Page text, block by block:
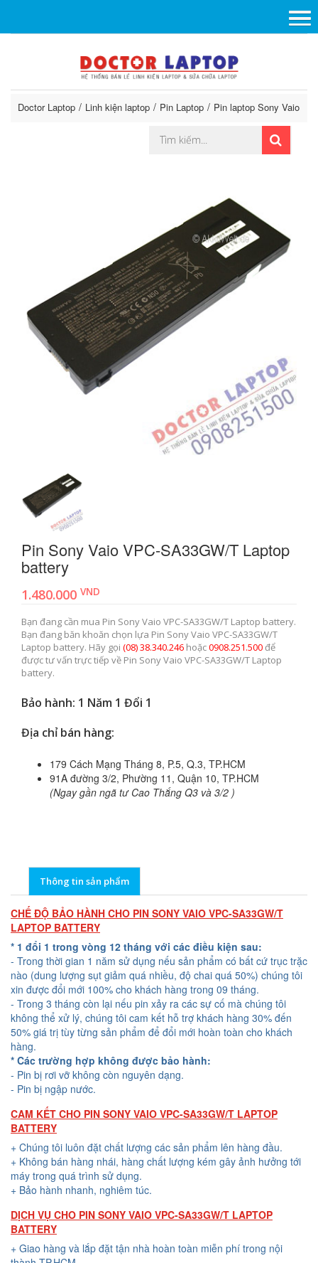
Doctor Laptop Linh kiện laptop Pin Laptop Pin laptop Sony Vaio
Pin Sony Vaio VPC-SA33GW/T Laptop
battery
1.480.000 VND
Bạn đang cần mua Pin Sony Vaio VPC-SA33GW/T Laptop battery.
Bạn đang băn khoăn chọn lựa Pin Sony Vaio VPC-SA33GW/T
Laptop battery. Hãy gọi (08) 38.340.246 hoặc0908.251.500để
được tư vấn trực tiếp về Pin Sony Vaio VPC-SA33GW/T Laptop
battery.
Bảo hành: 1 Năm 1 Đổi 1
Địa chỉ bán hàng:
179 Cách Mạng Tháng 8, P.5, Q.3, TP.HCM
91A đường 3/2, Phường 11, Quận 10, TP.HCM
(Ngay gần ngã tư Cao Thắng Q3 và 3/2 )
Thông tin sản phẩm
CHẾ ĐỘ BẢO HÀNH CHO PIN SONY VAIO VPC-SA33GW/T
LAPTOP BATTERY
* 1 đổi 1 trong vòng 12 tháng với các điều kiện sau:
- Trong thời gian 1 năm sử dụng nếu sản phẩm có bất cứ trục trặc
nào (dung lượng sụt giảm quá nhiều, độ chai quá 50%) chúng tôi
xin được đổi mới 100% cho khách hàng trong 09 tháng.
- Trong 3 tháng còn lại nếu pin xảy ra các sự cố mà chúng tôi
không thể xử lý, chúng tôi cam kết hỗ trợ khách hàng 30% đến
50% giá trị tùy từng sản phẩm để đổi mới hoàn toàn cho khách
hàng.
* Các trường hợp không được bảo hành:
- Pin bị rơi vỡ không còn nguyên dạng.
- Pin bị ngập nước.
CAM KẾT CHO PIN SONY VAIO VPC-SA33GW/T LAPTOP
BATTERY
+ Chúng tôi luôn đặt chất lượng các sản phẩm lên hàng đầu.
+ Không bán hàng nhái, hàng chất lượng kém gây ảnh hưởng tới
máy trong quá trình sử dụng.
+ Bảo hành nhanh, nghiêm túc.
DỊCH VỤ CHO PIN SONY VAIO VPC-SA33GW/T LAPTOP
BATTERY
+ Giao hàng và lắp đặt tận nhà hoàn toàn miễn phí trong nội